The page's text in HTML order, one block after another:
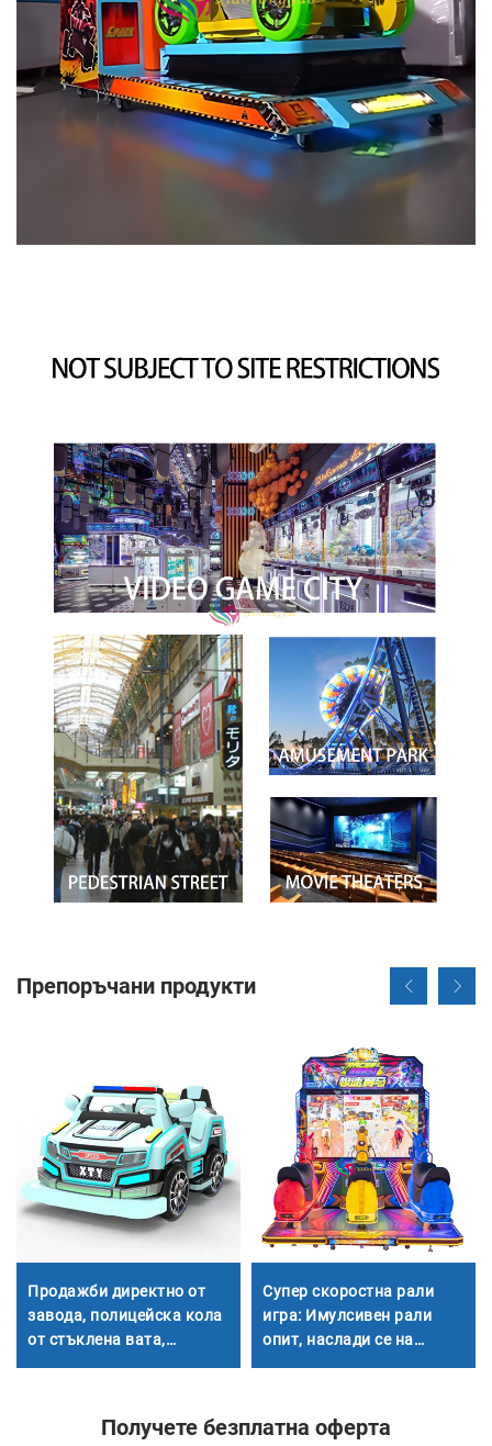
Препоръчани продукти
Продажби директно от
завода, полицейска кола
от стъклена вата,
интерактивна квадратна
Супер скоростна рали
игра: Имулсивен рали
опит, наслади се на
Получете безплатна оферта